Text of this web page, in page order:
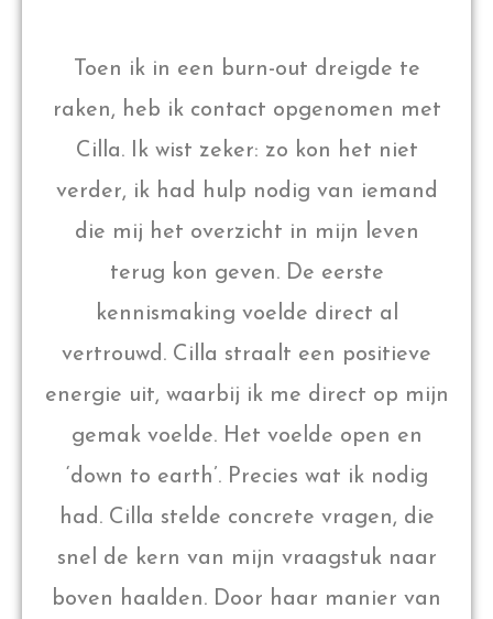
Toen ik in een burn-out dreigde te
raken, heb ik contact opgenomen met
Cilla. Ik wist zeker: zo kon het niet
verder, ik had hulp nodig van iemand
die mij het overzicht in mijn leven
terug kon geven. De eerste
kennismaking voelde direct al
vertrouwd. Cilla straalt een positieve
energie uit, waarbij ik me direct op mijn
gemak voelde. Het voelde open en
‘down to earth’. Precies wat ik nodig
had. Cilla stelde concrete vragen, die
snel de kern van mijn vraagstuk naar
boven haalden. Door haar manier van